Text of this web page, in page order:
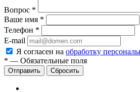
Вопрос *
Ваше имя *
Телефон *
E-mail
Я согласен на обработку
* — Обязательные поля
Сбросить